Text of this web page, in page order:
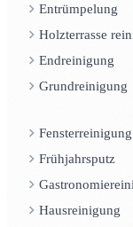
Entrümpelung
Holzterrasse
Endreinigung
Grundreinigung
Fensterreinigung
Frühjahrsputz
Hausreinigung